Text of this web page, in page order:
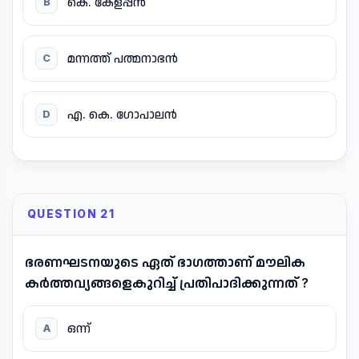
C മന്നത്ത് പത്മനാഭൻ
D എ. കെ. ഗോപാലൻ
QUESTION 21
ഭരണഘടനയുടെ ഏത് ഭാഗത്താണ് മൗലിക
കർത്തവ്യങ്ങളെകുറിച്ച് പ്രതിപാദിക്കുന്നത് ?
A ഒന്ന്